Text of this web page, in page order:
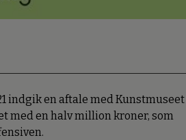
indgik en aftale med Kunstmuseet
med en halv million kroner, som